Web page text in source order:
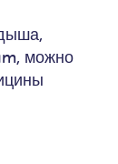
можно